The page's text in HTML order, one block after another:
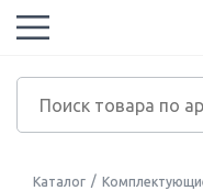
Каталог